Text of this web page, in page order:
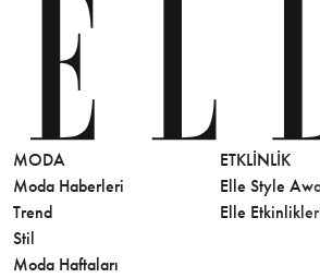
MODA
Moda Haberleri
Trend
Stil
Moda Haftaları
ETKLINLIK
Elle Style
Elle